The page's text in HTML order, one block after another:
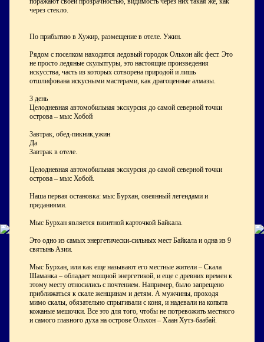
через стекло.
По прибытию в Хужир, размещение в отеле. Ужин.
Рядом с поселком находится ледовый городок Ольхон айс фест. Это
не просто ледяные скульптуры, это настоящие произведения
искусства, часть из которых сотворена природой и лишь
отшлифована искусными мастерами, как драгоценные алмазы.
3 день
Целодневная автомобильная экскурсия до самой северной точки
острова – мыс Хобой
Завтрак, обед-пикник,ужин
Да
Завтрак в отеле.
Целодневная автомобильная экскурсия до самой северной точки
острова – мыс Хобой.
Наша первая остановка: мыс Бурхан, овеянный легендами и
преданиями.
Мыс Бурхан является визитной карточкой Байкала.
Это одно из самых энергетически-сильных мест Байкала и одна из 9
святынь Азии.
Мыс Бурхан, или как еще называют его местные жители – Скала
Шаманка – обладает мощной энергетикой, и еще с древних времен к
этому месту относились с почтением. Например, было запрещено
приближаться к скале женщинам и детям. А мужчины, проходя
мимо скалы, обязательно спрыгивали с коня, и надевали на копыта
кожаные мешочки. Все это для того, чтобы не потревожить местного
и самого главного духа на острове Ольхон – Хаан Хутэ-баабай.